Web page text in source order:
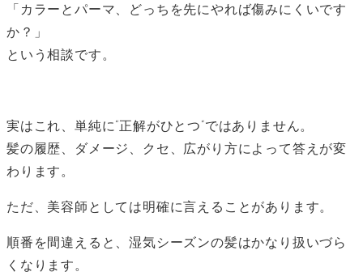
「カラーとパーマ、どっちを先にやれば傷みにくいです
か？」
という相談です。
実はこれ、単純に“正解がひとつ”ではありません。
髪の履歴、ダメージ、クセ、広がり方によって答えが変
わります。
ただ、美容師としては明確に言えることがあります。
順番を間違えると、湿気シーズンの髪はかなり扱いづら
くなります。